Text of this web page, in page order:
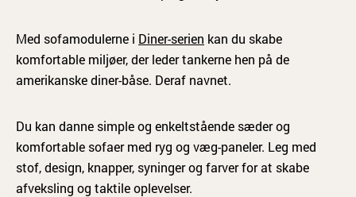
Med sofamodulerne i Diner-serien kan du skabe
komfortable miljøer, der leder tankerne hen på de
amerikanske diner-båse. Deraf navnet.
Du kan danne simple og enkeltstående sæder og
komfortable sofaer med ryg og væg-paneler. Leg med
stof, design, knapper, syninger og farver for at skabe
afveksling og taktile oplevelser.